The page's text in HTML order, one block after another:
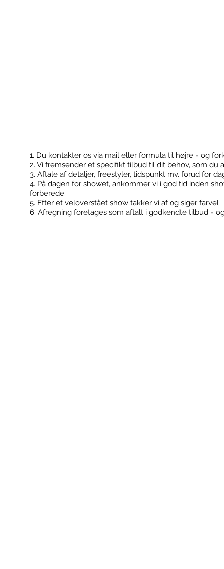
Kontakt Booking
1. Du kontakter os via mail eller formula til højre = og
2. Vi fremsender et specifikt tilbud til dit behov, som du
3. Aftale af detaljer, freestyler, tidspunkt mv. forud for
4. På dagen for showet, ankommer vi i god tid inden
forberede.
5. Efter et veloverstået show takker vi af og siger farvel
6. Afregning foretages som aftalt i godkendte tilbud =